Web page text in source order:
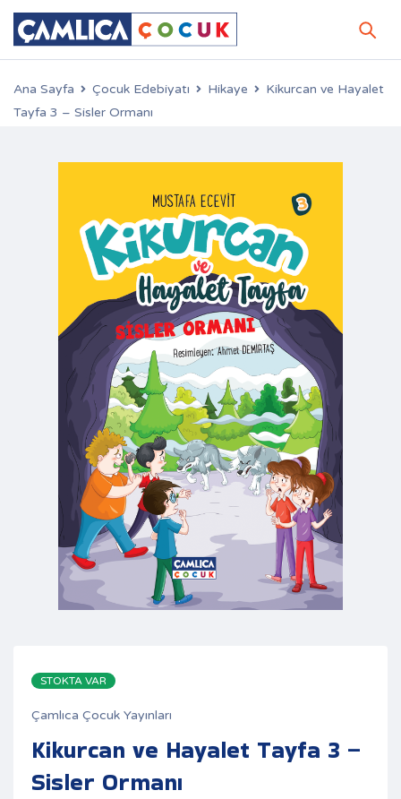
Ana Sayfa Çocuk Edebiyatı Hikaye
Kikurcan ve Hayalet
Tayfa 3 – Sisler Ormanı
STOKTA VAR
Çamlıca Çocuk Yayınları
Kikurcan ve Hayalet Tayfa 3 –
Sisler Ormanı